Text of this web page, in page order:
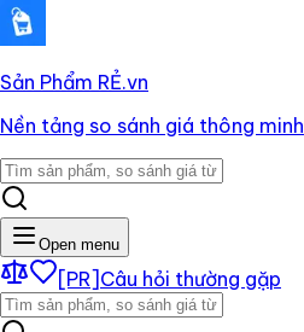
Sản Phẩm RẺ.vn
Nền tảng so sánh giá thông minh
Open menu
[PR] Câu hỏi thường gặp